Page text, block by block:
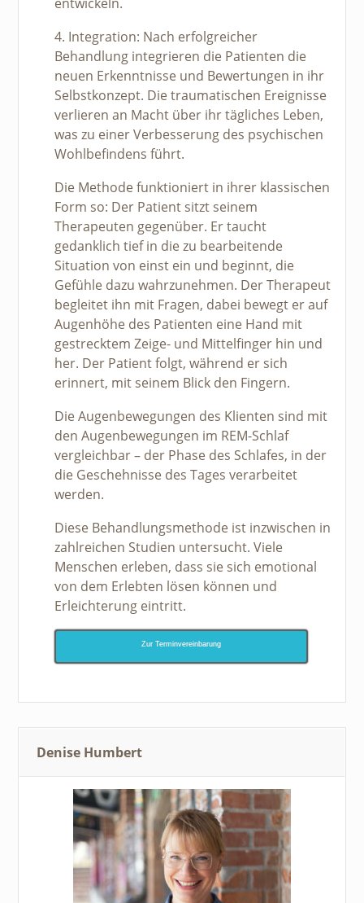
4. Integration: Nach erfolgreicher
Behandlung integrieren die Patienten die
neuen Erkenntnisse und Bewertungen in ihr
Selbstkonzept. Die traumatischen Ereignisse
verlieren an Macht über ihr tägliches Leben,
was zu einer Verbesserung des psychischen
Wohlbefindens führt.
Die Methode funktioniert in ihrer klassischen
Form so: Der Patient sitzt seinem
Therapeuten gegenüber. Er taucht
gedanklich tief in die zu bearbeitende
Situation von einst ein und beginnt, die
Gefühle dazu wahrzunehmen. Der Therapeut
begleitet ihn mit Fragen, dabei bewegt er auf
Augenhöhe des Patienten eine Hand mit
gestrecktem Zeige- und Mittelfinger hin und
her. Der Patient folgt, während er sich
erinnert, mit seinem Blick den Fingern.
Die Augenbewegungen des Klienten sind mit
den Augenbewegungen im REM-Schlaf
vergleichbar – der Phase des Schlafes, in der
die Geschehnisse des Tages verarbeitet
werden.
Diese Behandlungsmethode ist inzwischen in
zahlreichen Studien untersucht. Viele
Menschen erleben, dass sie sich emotional
von dem Erlebten lösen können und
Erleichterung eintritt.
Zur Terminvereinbarung
Denise Humbert